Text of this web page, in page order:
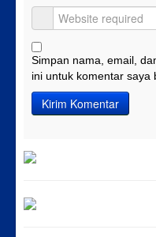
Simpan nama, email,
ini untuk komentar saya